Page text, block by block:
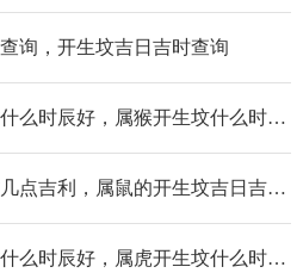
询，开生坟吉日吉时查询
属猴2026年2月18日开生坟什么时辰好，属猴开生坟什么时辰好
属鼠2026年2月21日开生坟几点吉利，属鼠的开生坟吉日吉时查询
属虎2026年2月16日开生坟什么时辰好，属虎开生坟什么时辰好